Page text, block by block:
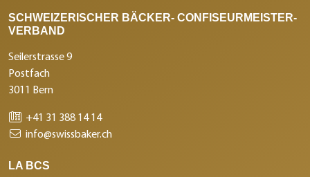
SCHWEIZERISCHER BÄCKER- CONFISEURMEISTER-
VERBAND
Seilerstrasse 9
Postfach
3011 Bern
+41 31 388 14 14
info@swissbaker.ch
LA BCS